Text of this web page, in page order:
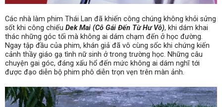
Các nhà làm phim Thái Lan đã khiến công chúng không khỏi sửng
sốt khi công chiếu Dek Mai (Cô Gái Đến Từ Hư Vô), khi dám khai
thác những góc tối mà không ai dám chạm đến ở học đường.
Ngay tập đầu của phim, khán giả đã vô cùng sốc khi chứng kiến
cảnh thầy giáo gạ tình nữ sinh ở trong trường học. Những câu
chuyện gai góc, đáng xấu hổ đến mức không ai dám nghĩ tới
được đạo diễn bộ phim phô diễn trọn vẹn trên màn ảnh.